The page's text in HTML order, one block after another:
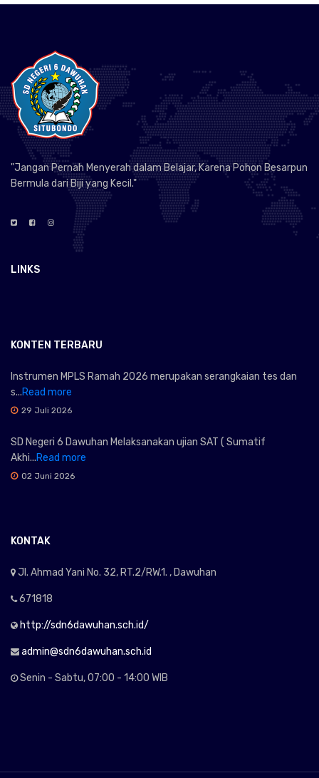
"Jangan Pernah Menyerah dalam Belajar, Karena Pohon Besarpun
Bermula dari Biji yang Kecil."
LINKS
KONTEN TERBARU
Instrumen MPLS Ramah 2026 merupakan serangkaian tes dan
s...Read more
29 Juli 2026
SD Negeri 6 Dawuhan Melaksanakan ujian SAT ( Sumatif
Akhi...Read more
02 Juni 2026
KONTAK
Jl. Ahmad Yani No. 32, RT.2/RW.1. , Dawuhan
671818
http://sdn6dawuhan.sch.id/
admin@sdn6dawuhan.sch.id
Senin - Sabtu, 07:00 - 14:00 WIB